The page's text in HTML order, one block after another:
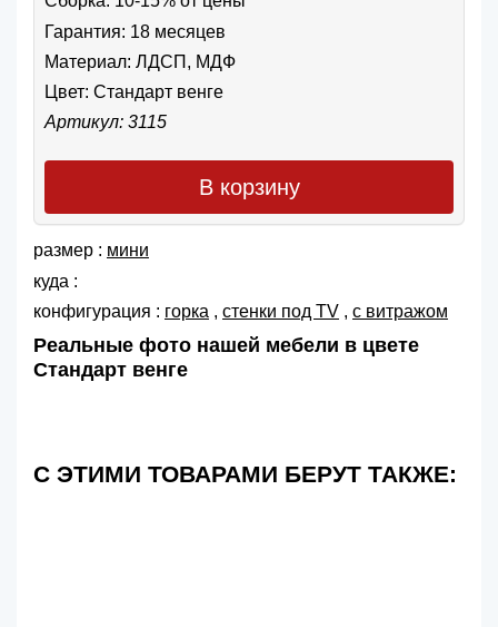
Гарантия: 18 месяцев
Материал: ЛДСП, МДФ
Цвет: Стандарт венге
Артикул: 3115
В корзину
размер : мини
куда :
конфигурация : горка , cтенки под TV , с витражом
Реальные фото нашей мебели в цвете
Стандарт венге
С ЭТИМИ ТОВАРАМИ БЕРУТ ТАКЖЕ: